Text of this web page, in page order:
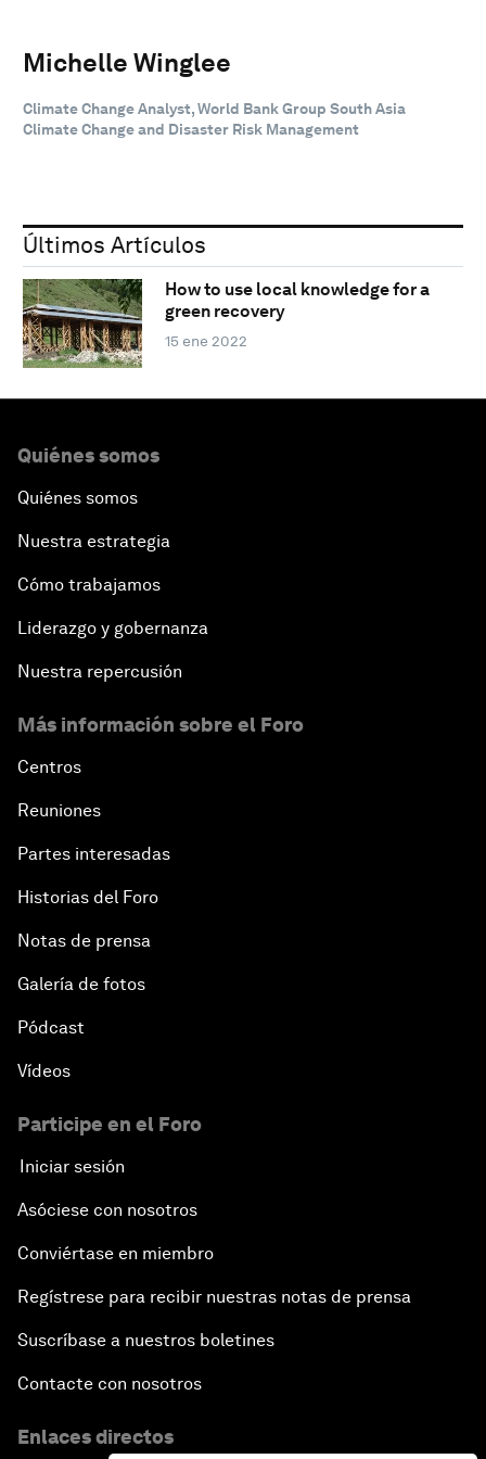
Michelle Winglee
Climate Change Analyst, World Bank Group South Asia
Climate Change and Disaster Risk Management
Últimos Artículos
How to use local knowledge for a
green recovery
15 ene 2022
Quiénes somos
Quiénes somos
Nuestra estrategia
Cómo trabajamos
Liderazgo y gobernanza
Nuestra repercusión
Más información sobre el Foro
Centros
Reuniones
Partes interesadas
Historias del Foro
Notas de prensa
Galería de fotos
Pódcast
Vídeos
Participe en el Foro
Iniciar sesión
Asóciese con nosotros
Conviértase en miembro
Regístrese para recibir nuestras notas de prensa
Suscríbase a nuestros boletines
Contacte con nosotros
Enlaces directos